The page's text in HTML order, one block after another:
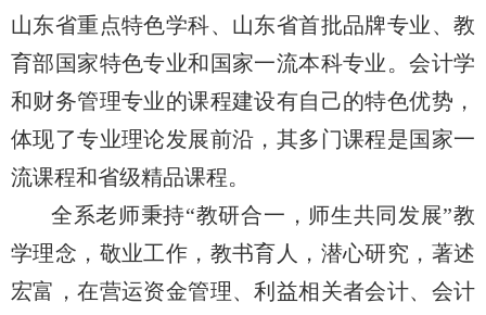
山东省重点特色学科、山东省首批品牌专业、教
育部国家特色专业和国家一流本科专业。会计学
和财务管理专业的课程建设有自己的特色优势，
体现了专业理论发展前沿，其多门课程是国家一
流课程和省级精品课程。
全系老师秉持“教研合一，师生共同发展”教
学理念，敬业工作，教书育人，潜心研究，著述
宏富，在营运资金管理、利益相关者会计、会计